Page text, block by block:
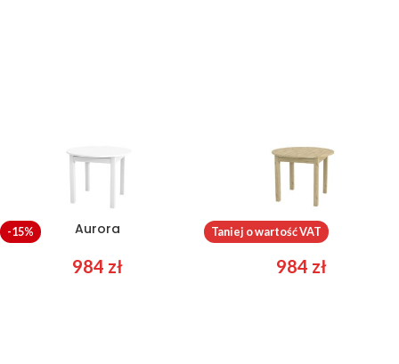
Aurora
984 zł
Aurora
984 zł
-15% Taniej o wartość VAT